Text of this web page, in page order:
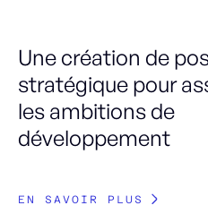
Une création de
stratégique pour
les ambitions de
développement
EN SAVOIR PLUS